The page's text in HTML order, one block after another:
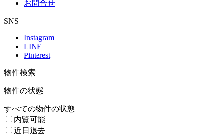
お問合せ
SNS
Instagram
LINE
Pinterest
物件検索
物件の状態
すべての物件の状態
内覧可能
近日退去